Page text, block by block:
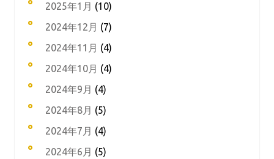
2025年1月 (10)
2024年12月 (7)
2024年11月 (4)
2024年10月 (4)
2024年9月 (4)
2024年8月 (5)
2024年7月 (4)
2024年6月 (5)